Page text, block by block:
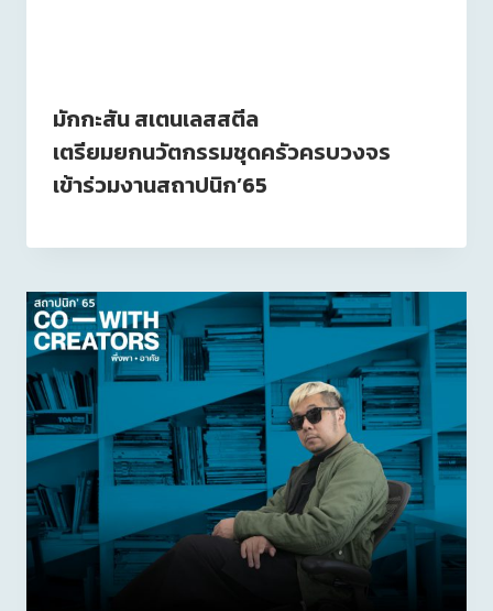
มักกะสัน สเตนเลสสตีล
เตรียมยกนวัตกรรมชุดครัวครบวงจร
เข้าร่วมงานสถาปนิก’65